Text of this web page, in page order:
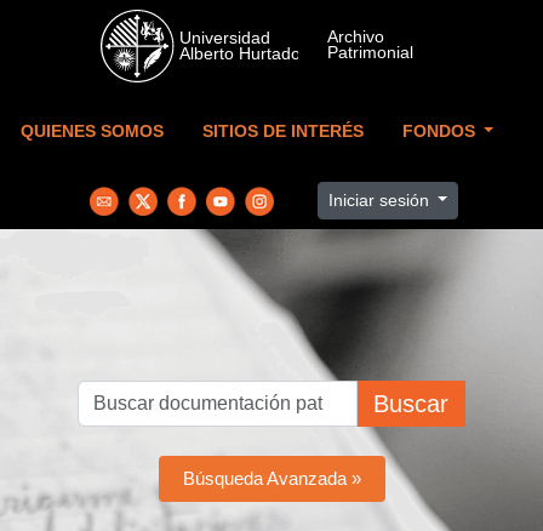
Skip to main content
QUIENES SOMOS SITIOS DE INTERÉS FONDOS
Iniciar sesión
Buscar
Búsqueda Avanzada »